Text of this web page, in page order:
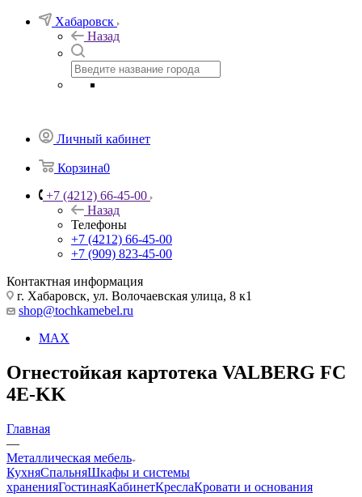
Хабаровск
Назад
Личный кабинет
Корзина0
+7 (4212) 66-45-00
Назад
Телефоны
+7 (4212) 66-45-00
+7 (909) 823-45-00
Контактная информация
г. Хабаровск, ул. Волочаевская улица, 8 к1
shop@tochkamebel.ru
MAX
Огнестойкая картотека VALBERG FC
4E-KK
Главная
—
Металлическая мебель
КухняСпальняШкафы и системы
храненияГостинаяКабинетКреслаКровати и основания